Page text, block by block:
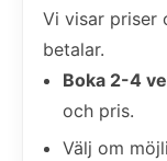
Vi visar priser
betalar.
Boka 2-4
och pris.
Välj om